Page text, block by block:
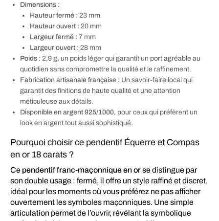
Dimensions :
Hauteur fermé : 23 mm
Hauteur ouvert : 20 mm
Largeur fermé : 7 mm
Largeur ouvert : 28 mm
Poids : 2,9 g, un poids léger qui garantit un port agréable au
quotidien sans compromettre la qualité et le raffinement.
Fabrication artisanale française : Un savoir-faire local qui
garantit des finitions de haute qualité et une attention
méticuleuse aux détails.
Disponible en argent 925/1000, pour ceux qui préfèrent un
look en argent tout aussi sophistiqué.
Pourquoi choisir ce pendentif Équerre et Compas
en or 18 carats ?
Ce pendentif franc-maçonnique en orse distingue par
son double usage : fermé, il offre un style raffiné et discret,
idéal pour les moments où vous préférez ne pas afficher
ouvertement les symboles maçonniques. Une simple
articulation permet de l’ouvrir, révélant la symbolique